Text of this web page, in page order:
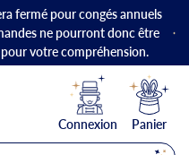
fermé pour congés annuels
ne pourront donc être
votre compréhension.
Connexion Panier